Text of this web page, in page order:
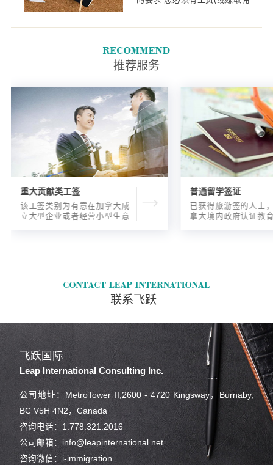
有最低工资要求.全职工作经验
薪.
推荐服务
重大贡献类工签
该工签类别为有意在加拿大成
立大型企业或者经营小型生意
普通留学签证
已获得旅游签的人士
拿大境内政府认证教
联系飞跃
飞跃国际
Leap International Consulting Inc.
公司地址：MetroTower II,2600 - 4720 Kingsway，Burnaby,
BC V5H 4N2，Canada
咨询电话：1.778.321.2016
公司邮箱：info@leapinternational.net
咨询微信：i-immigration